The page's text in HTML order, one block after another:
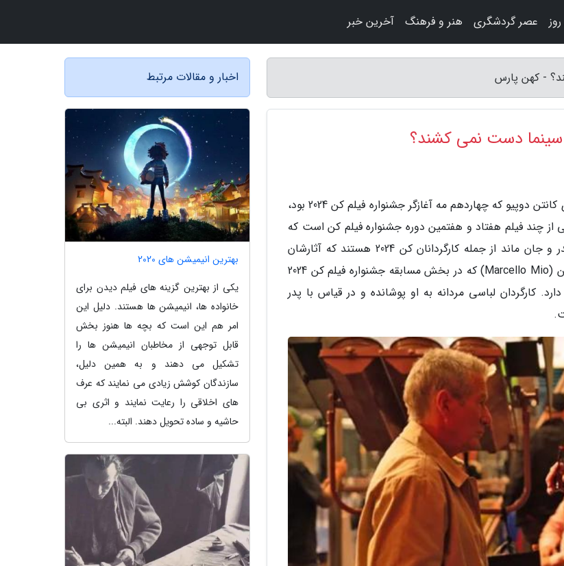
- کهن پارس
سینما دست نمی کشند؟
به گزارش کهن پارس، پرده دوم (The Second Act) فیلم کمدی کانتن دوپیو که چهاردهم مه آغازگر جشنواره فیلم کن 2024 بود،
چند فیلم هفتاد و هفتمین دوره جشنواره فیلم کن است که
درباره فیلمسازی و فیلمسازان است. کریستوف انوره، پل شریدر و جان ماند از جمله کارگردانان کن 2024 هستند که آثارشان
نیمه خودزندگینامه ای است. کمدی کریستوف انوره مارچلوی من (Marcello Mio) که در بخش مسابقه جشنواره فیلم کن 2024
کارگردان لباسی مردانه به او پوشانده و در قیاس با پدر
اخبار و مقالات مرتبط
بهترین انیمیشن های 2020
یکی از بهترین گزینه های فیلم دیدن برای
خانواده ها، انیمیشن ها هستند. دلیل این
امر هم این است که بچه ها هنوز بخش
قابل توجهی از مخاطبان انیمیشن ها را
تشکیل می دهند و به همین دلیل،
سازندگان کوشش زیادی می نمایند که عرف
های اخلاقی را رعایت نمایند و اثری بی
حاشیه و ساده تحویل دهند. البته...
عصر گردشگری هنر و فرهنگ آخرین خبر